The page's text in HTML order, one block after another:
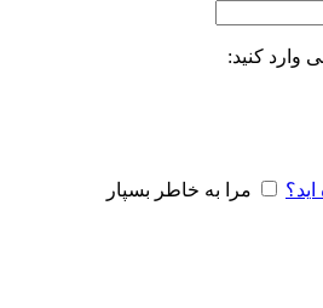
وارد کنید:
مرا به خاطر بسپار